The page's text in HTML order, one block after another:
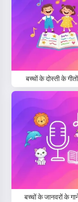
बच्चों के दोस्ती के
बच्चों के जानवरों के
मैं आपके
सेवा का उपयोग